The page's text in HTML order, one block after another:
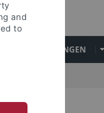
EINRICHTUNGEN
and
to